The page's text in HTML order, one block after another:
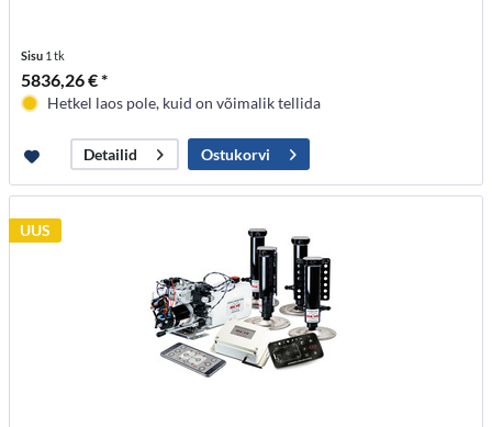
Sisu 1 tk
5836,26 € *
Hetkel laos pole, kuid on võimalik tellida
Detailid Ostukorvi
UUS